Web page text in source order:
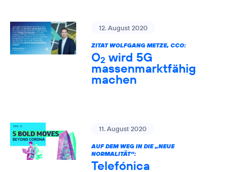
12. August 2020
ZITAT WOLFGANG METZE, CCO:
O2 wird 5G
massenmarktfähig
machen
11. August 2020
AUF DEM WEG IN DIE „NEUE
NORMALITÄT“:
Telefónica